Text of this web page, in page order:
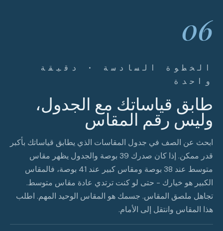
06
الخطوة السادسة · دقيقة
واحدة
طابق قياساتك مع الجدول،
وليس رقم المقاس
ابحث عن الصف في جدول المقاسات الذي يطابق قياساتك بأكبر
قدر ممكن. إذا كان صدرك 39 بوصة والجدول يظهر مقاس
متوسط عند 38 بوصة ومقاس كبير عند 41 بوصة، فالمقاس
الكبير هو خيارك - حتى لو كنت ترتدي عادة مقاس متوسط.
تجاهل ملصق المقاس. جسمك هو المقاس الوحيد المهم. اطلب
هذا المقاس وانتقل إلى الأمام.